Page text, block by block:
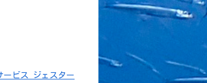
ービス ジェスター